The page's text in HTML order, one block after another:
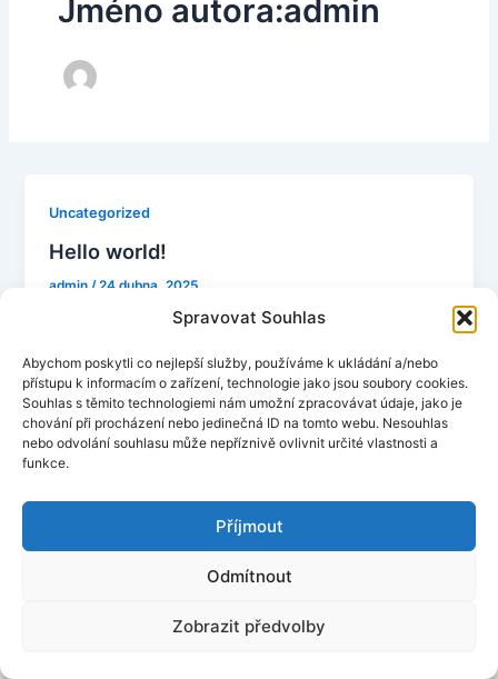
Spravovat Souhlas
Abychom poskytli co nejlepší služby, používáme k ukládání a/nebo
přístupu k informacím o zařízení, technologie jako jsou soubory cookies.
Souhlas s těmito technologiemi nám umožní zpracovávat údaje, jako je
chování při procházení nebo jedinečná ID na tomto webu. Nesouhlas
nebo odvolání souhlasu může nepříznivě ovlivnit určité vlastnosti a
funkce.
Příjmout
Odmítnout
Zobrazit předvolby
Jméno autora:admin
Uncategorized
Hello world!
admin /24 dubna, 2025
Welcome to WordPress. This is your first post. Edit
© Zedníček - instalo s.r.o. 2026